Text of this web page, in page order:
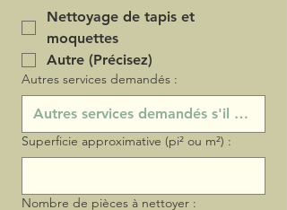
Nettoyage de tapis et
moquettes
Autre (Précisez)
Autres services demandés :
Superficie approximative (pi² ou m²) :
Nombre de pièces à nettoyer :